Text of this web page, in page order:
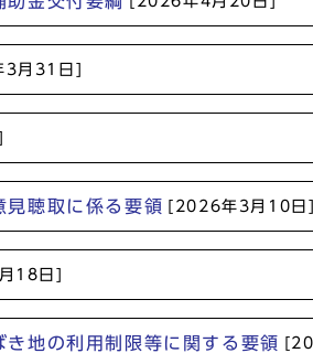
3月31日]
聴取に係る要領 [2026年3月10日
18日]
地の利用制限等に関する要領